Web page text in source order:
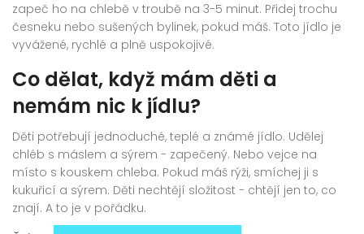
zapeč ho na chlebě v troubě na 3-5 minut. Přidej trochu
česneku nebo sušených bylinek, pokud máš. Toto jídlo je
vyvážené, rychlé a plně uspokojivé.
Co dělat, když mám děti a
nemám nic k jídlu?
Děti potřebují jednoduché, teplé a známé jídlo. Udělej
chléb s máslem a sýrem - zapečený. Nebo vejce na
místo s kouskem chleba. Pokud máš rýži, smíchej ji s
kukuřicí a sýrem. Děti nechtějí složitost - chtějí jen to, co
znají. A to je v pořádku.